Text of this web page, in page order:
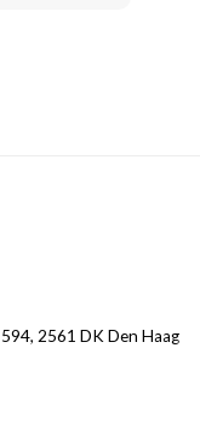
2561 DK Den Haag